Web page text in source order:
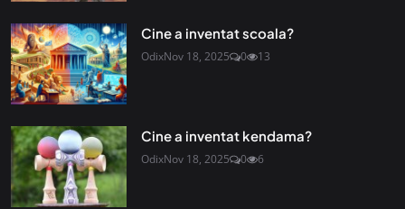
Cine a inventat scoala?
OdixNov 18, 2025 0 13
Cine a inventat kendama?
OdixNov 18, 2025 0 6